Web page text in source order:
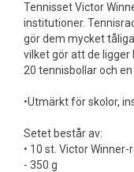
Tennisset Victor
institutioner.
gör dem mycket
vilket gör att de ligger
20 tennisbollar och en
•Utmärkt för skolor,
Setet består av:
• 10 st. Victor
- 350 g